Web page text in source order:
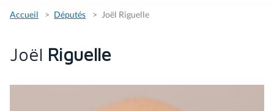
Accueil Députés Joël Riguelle
Joël Riguelle